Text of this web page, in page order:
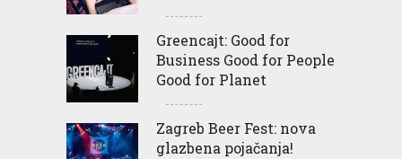
Greencajt: Good for
Business Good for People
Good for Planet
Zagreb Beer Fest: nova
glazbena pojačanja!